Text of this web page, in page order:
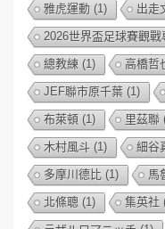
雅虎運動 (1) 出走
2026世界盃足球賽觀戰
總教練 (1) 高橋哲
JEF聯市原千葉 (1)
布萊頓 (1) 里茲聯
木村風斗 (1) 細谷
多摩川德比 (1) 馬
北條聰 (1) 集英社